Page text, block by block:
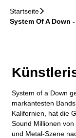
Startseite􀆊
System Of A Down
System of a Down
markantesten
Kalifornien, hat die
Sound Millionen
und Metal-Szene